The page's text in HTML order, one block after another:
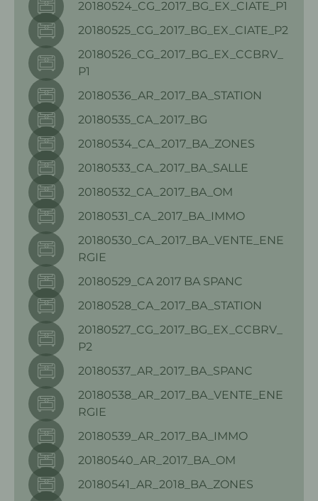
20180524_CG_2017_BG_EX_CIATE_P1
20180525_CG_2017_BG_EX_CIATE_P2
20180526_CG_2017_BG_EX_CCBRV_
P1
20180536_AR_2017_BA_STATION
20180535_CA_2017_BG
20180534_CA_2017_BA_ZONES
20180533_CA_2017_BA_SALLE
20180532_CA_2017_BA_OM
20180531_CA_2017_BA_IMMO
20180530_CA_2017_BA_VENTE_ENE
RGIE
20180529_CA 2017 BA SPANC
20180528_CA_2017_BA_STATION
20180527_CG_2017_BG_EX_CCBRV_
P2
20180537_AR_2017_BA_SPANC
20180538_AR_2017_BA_VENTE_ENE
RGIE
20180539_AR_2017_BA_IMMO
20180540_AR_2017_BA_OM
20180541_AR_2018_BA_ZONES